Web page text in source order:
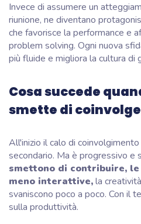
Invece di assumere un
riunione, ne diventano
che favorisce la performance e
problem solving. Ogni nuova
più fluide e migliora la cultura di
Cosa succede
smette di
All'inizio il calo di
secondario. Ma è progressivo e
smettono di contribuire,
meno interattive,la
svaniscono poco a poco. Con il
sulla produttività.